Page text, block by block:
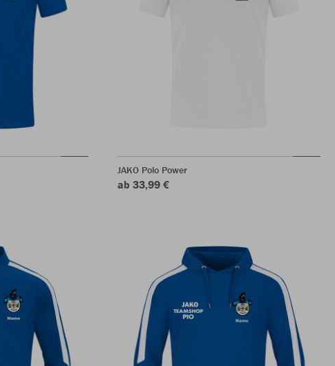
JAKO Polo Power
ab 33,99 €